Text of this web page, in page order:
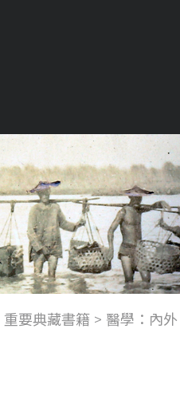
重要典藏書籍 > 醫學：內外